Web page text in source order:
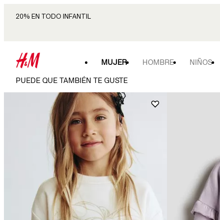
20% EN TODO INFANTIL
MUJER HOMBRE NIÑOS
PUEDE QUE TAMBIÉN TE GUSTE